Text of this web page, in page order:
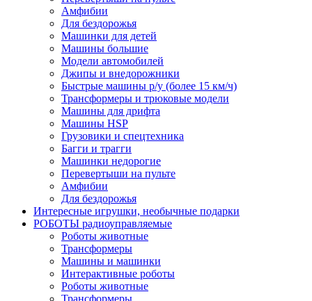
Амфибии
Для бездорожья
Машинки для детей
Машины большие
Модели автомобилей
Джипы и внедорожники
Быстрые машины р/у (более 15 км/ч)
Трансформеры и трюковые модели
Машины для дрифта
Машины HSP
Грузовики и спецтехника
Багги и трагги
Машинки недорогие
Перевертыши на пульте
Амфибии
Для бездорожья
Интересные игрушки, необычные подарки
РОБОТЫ радиоуправляемые
Роботы животные
Трансформеры
Машины и машинки
Интерактивные роботы
Роботы животные
Трансформеры